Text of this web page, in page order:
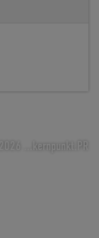
...kernpunkt.PR